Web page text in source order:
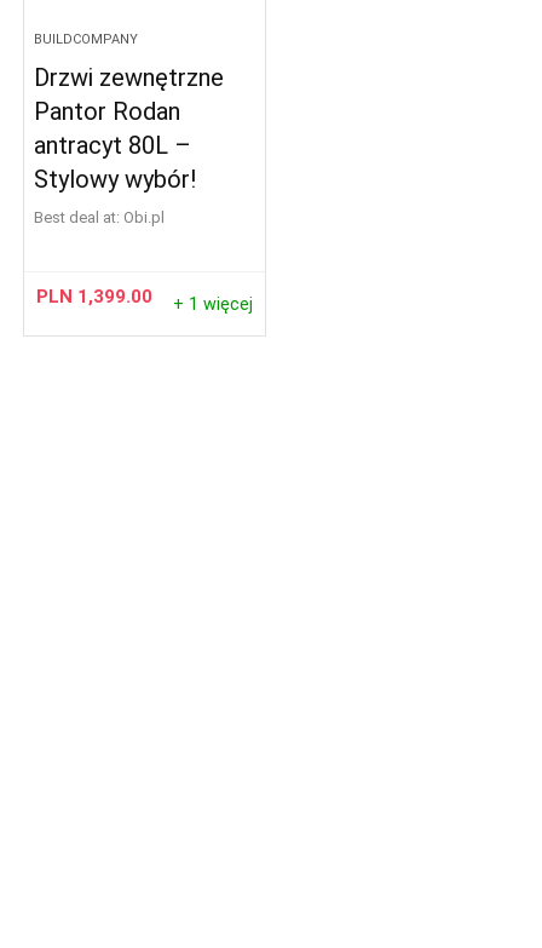
BUILDCOMPANY
Drzwi zewnętrzne
Pantor Rodan
antracyt 80L –
Stylowy wybór!
Best deal at: obi.pl
PLN 1,399.00 + 1 więcej